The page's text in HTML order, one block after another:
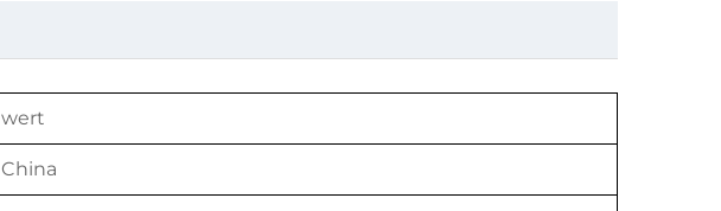
wert
China